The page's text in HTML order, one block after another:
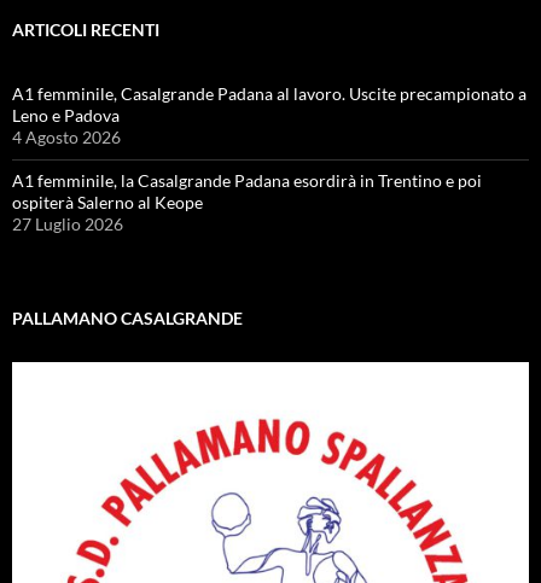
ARTICOLI RECENTI
A1 femminile, Casalgrande Padana al lavoro. Uscite precampionato a
Leno e Padova
4 Agosto 2026
A1 femminile, la Casalgrande Padana esordirà in Trentino e poi
ospiterà Salerno al Keope
27 Luglio 2026
PALLAMANO CASALGRANDE